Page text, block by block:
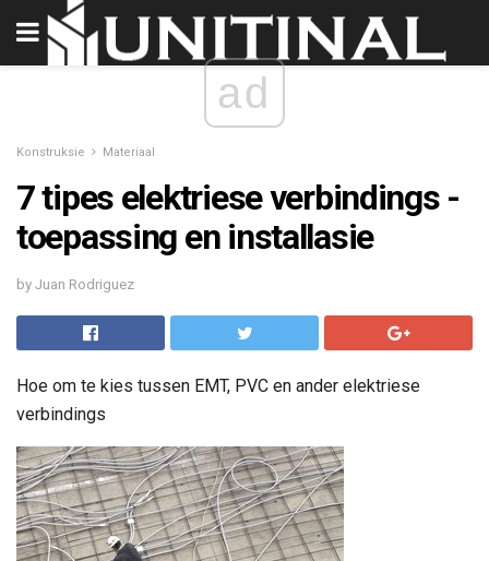
ad
Konstruksie Materiaal
7 tipes elektriese verbindings -
toepassing en installasie
by Juan Rodriguez
Hoe om te kies tussen EMT, PVC en ander elektriese
verbindings